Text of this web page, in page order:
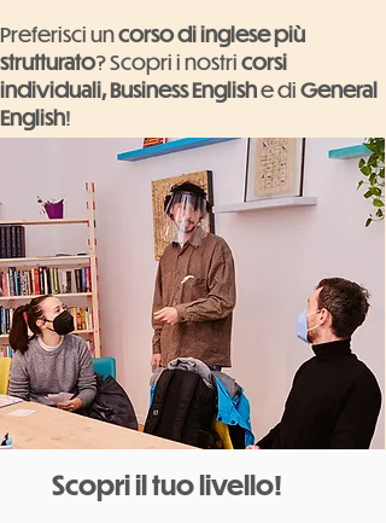
Preferisci uncorso di inglese più
strutturato? Scopri i nostricorsi
individuali, Business Englishe diGeneral
English!
Scopri il tuo livello!